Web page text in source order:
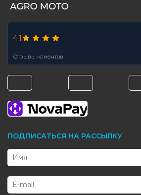
4.1
Отзывы клиентов
ПОДПИСАТЬСЯ НА РАССЫЛКУ